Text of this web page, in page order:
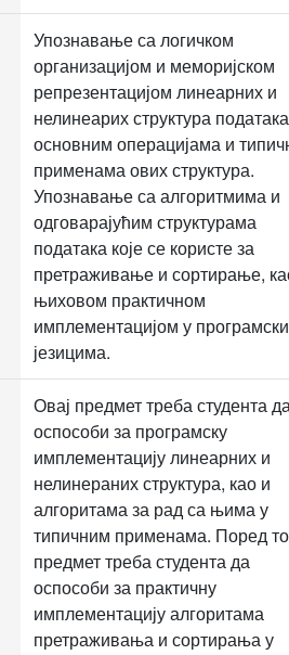
Упознавање са логичком
организацијом и меморијском
репрезентацијом линеарних и
нелинеарих структура
основним операцијама и
применама ових структура.
Упознавање са алгоритмима и
одговарајућим структурама
података које се користе за
претраживање и сортирање,
њиховом практичном
имплементацијом у
језицима.
Овај предмет треба студента
оспособи за програмску
имплементацију линеарних и
нелинераних структура, као и
алгоритама за рад са њима у
типичним применама. Поред
предмет треба студента да
оспособи за практичну
имплементацију алгоритама
претраживања и сортирања у